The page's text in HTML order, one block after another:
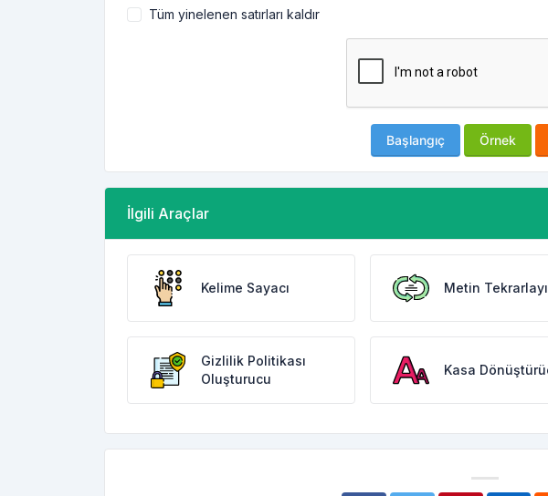
Tüm yinelenen satırları kaldır
Başlangıç Örnek
İlgili Araçlar
Kelime Sayacı Metin
Gizlilik Politikası
Oluşturucu
Kasa